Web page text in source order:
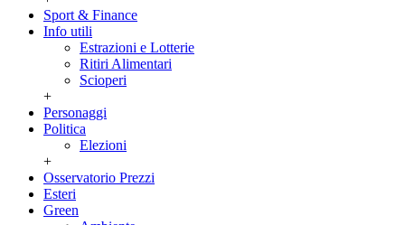
Sport & Finance
Info utili
Estrazioni e Lotterie
Ritiri Alimentari
Scioperi
+
Personaggi
Politica
Elezioni
+
Osservatorio Prezzi
Esteri
Green